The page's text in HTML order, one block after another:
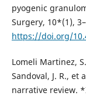
pyogenic
Surgery, 10*(1),
https://doi.org/
Lomeli Martinez,
Sandoval, J. R., et
narrative review.